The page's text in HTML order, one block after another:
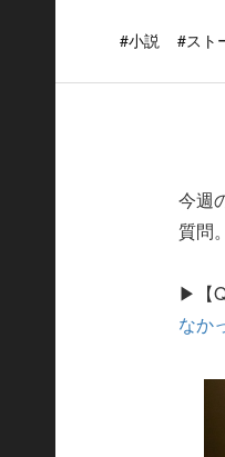
#小説 #スト
今週
質問
▶【
なか